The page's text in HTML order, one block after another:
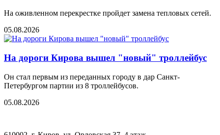
На оживленном перекрестке пройдет замена тепловых сетей.
05.08.2026
На дороги Кирова вышел "новый" троллейбус
Он стал первым из переданных городу в дар Санкт-
Петербургом партии из 8 троллейбусов.
05.08.2026